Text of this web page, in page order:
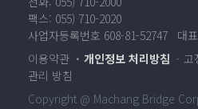
팩스: 055) 710-2020
사업자등록번호 608-81-52747 대
이용약관
개인정보 처리방침
고
관리 방침
Copyright @ Machang Bridge